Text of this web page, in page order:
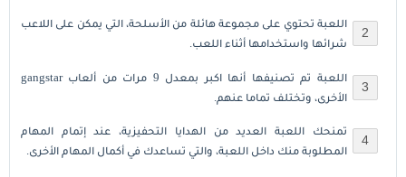
اللعبة تحتوي على مجموعة هائلة من الأسلحة، التي يمكن على اللاعب
شرائها واستخدامها أثناء اللعب.
اللعبة تم تصنيفها أنها اكبر بمعدل 9 مرات من ألعاب gangstar
الأخرى، وتختلف تماما عنهم.
تمنحك اللعبة العديد من الهدايا التحفيزية، عند إتمام المهام
المطلوبة منك داخل اللعبة، والتي تساعدك في أكمال المهام الأخرى.